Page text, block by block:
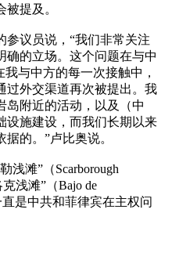
提及。
参议员说，“我们非常关注
确的立场。这个问题在与中
与中方的每一次接触中，
过外交渠道再次被提出。我
岛附近的活动，以及（中
设施建设，而我们长期以来
的。”卢比奥说。
浅滩”（Scarborough
浅滩”（Bajo de
是中共和菲律宾在主权问